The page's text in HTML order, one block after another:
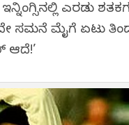
ಎರಡು
ಸಮನೆ ಮೈಗೆ ಏಟು
ಆದೆ!’